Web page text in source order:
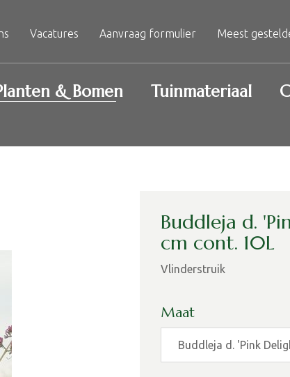
Vacatures Aanvraag formulier Meest
& Bomen Tuinmateriaal
Buddleja d.
cm cont. 10L
Vlinderstruik
Maat